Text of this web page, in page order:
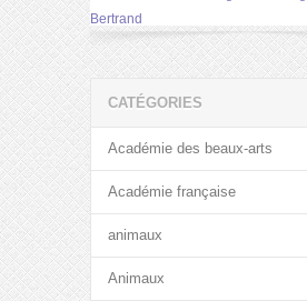
Bertrand
CATÉGORIES
Académie des beaux-arts
Académie française
animaux
Animaux